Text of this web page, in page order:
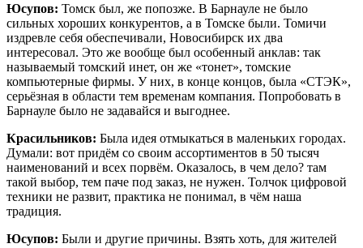
Юсупов: Томск был, же попозже. В Барнауле не было
сильных хороших конкурентов, а в Томске были. Томичи
издревле себя обеспечивали, Новосибирск их два
интересовал. Это же вообще был особенный анклав: так
называемый томский инет, он же «тонет», томские
компьютерные фирмы. У них, в конце концов, была «СТЭК»,
серьёзная в области тем временам компания. Попробовать в
Барнауле было не задавайся и выгоднее.
Красильников: Была идея отмыкаться в маленьких городах.
Думали: вот придём со своим ассортиментов в 50 тысяч
наименований и всех порвём. Оказалось, в чем дело? там
такой выбор, тем паче под заказ, не нужен. Толчок цифровой
техники не развит, практика не понимал, в чём наша
традиция.
Юсупов: Были и другие причины. Взять хоть, для жителей